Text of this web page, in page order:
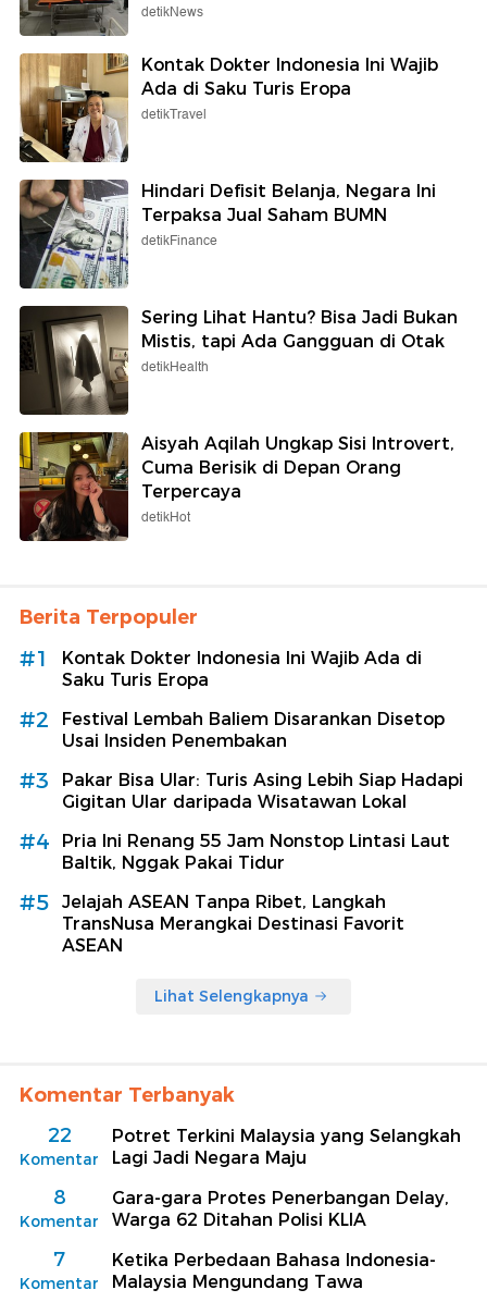
detikNews
Kontak Dokter Indonesia Ini Wajib
Ada di Saku Turis Eropa
detikTravel
Hindari Defisit Belanja, Negara Ini
Terpaksa Jual Saham BUMN
detikFinance
Sering Lihat Hantu? Bisa Jadi Bukan
Mistis, tapi Ada Gangguan di Otak
detikHealth
Aisyah Aqilah Ungkap Sisi Introvert,
Cuma Berisik di Depan Orang
Terpercaya
detikHot
Berita Terpopuler
#1
Kontak Dokter Indonesia Ini Wajib Ada di
Saku Turis Eropa
#2
Festival Lembah Baliem Disarankan Disetop
Usai Insiden Penembakan
#3
Pakar Bisa Ular: Turis Asing Lebih Siap Hadapi
Gigitan Ular daripada Wisatawan Lokal
#4
Pria Ini Renang 55 Jam Nonstop Lintasi Laut
Baltik, Nggak Pakai Tidur
#5
Jelajah ASEAN Tanpa Ribet, Langkah
TransNusa Merangkai Destinasi Favorit
ASEAN
Lihat Selengkapnya
Komentar Terbanyak
22
Komentar
Potret Terkini Malaysia yang Selangkah
Lagi Jadi Negara Maju
8
Komentar
Gara-gara Protes Penerbangan Delay,
Warga 62 Ditahan Polisi KLIA
7
Komentar
Ketika Perbedaan Bahasa Indonesia-
Malaysia Mengundang Tawa